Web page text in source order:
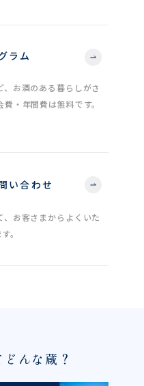
ラム
お酒のある暮らしがさ
・年間費は無料です。
い合わせ
お客さまからよくいた
。
んな蔵？